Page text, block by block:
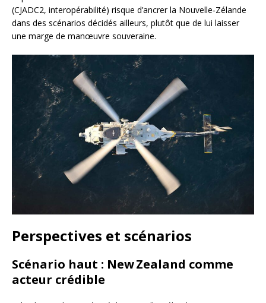
(CJADC2, interopérabilité) risque d’ancrer la Nouvelle‑Zélande
dans des scénarios décidés ailleurs, plutôt que de lui laisser
une marge de manœuvre souveraine.
Perspectives et scénarios
Scénario haut : New Zealand comme
acteur crédible